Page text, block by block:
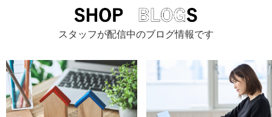
スタッフが配信中のブログ情報です